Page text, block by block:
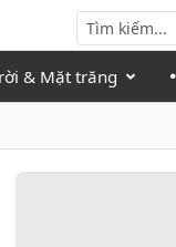
& Mặt trăng